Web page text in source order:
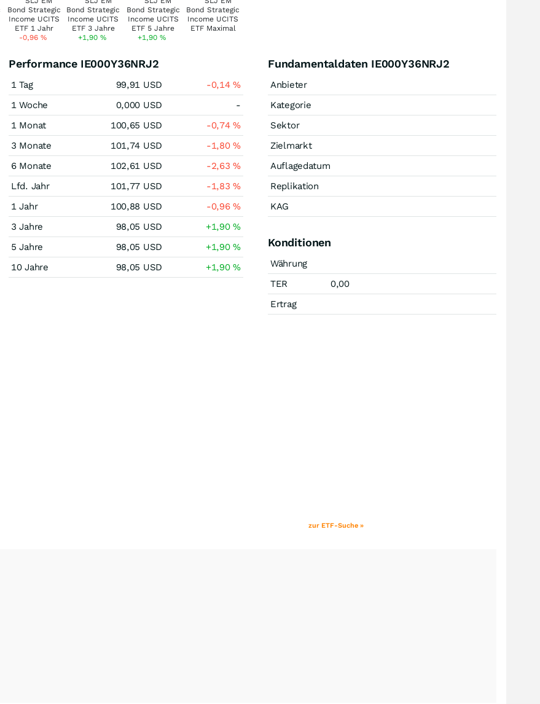
-0,96 % +1,90 % +1,90%
Performance IE000Y36NRJ2
1 Tag 99,91 USD -0,14%
1 Woche
0,000 USD
-
1 Monat
100,65 USD -0,74%
3 Monate
101,74 USD -1,80%
6 Monate
102,61 USD -2,63%
Lfd. Jahr
101,77 USD -1,83%
1 Jahr
100,88 USD -0,96%
3 Jahre
98,05 USD +1,90%
5 Jahre
98,05 USD +1,90%
10 Jahre
98,05 USD +1,90%
Fundamentaldaten IE000Y36NRJ2
Anbieter
Kategorie
Sektor
Zielmarkt
Auflagedatum
Replikation
KAG
Konditionen
Währung
TER
0,00
Ertrag
zur ETF-Suche »